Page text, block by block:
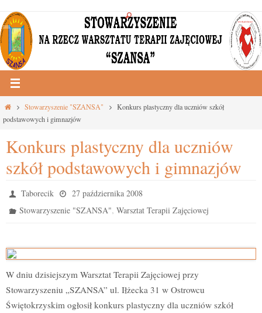
Przejdź
do
treści
Strona
główna
Stowarzyszenie "SZANSA"
Konkurs plastyczny dla uczniów szkół
podstawowych i gimnazjów
Konkurs plastyczny dla uczniów
szkół podstawowych i gimnazjów
Taborecik
27 października 2008
Stowarzyszenie "SZANSA",Warsztat Terapii Zajęciowej
W dniu dzisiejszym Warsztat Terapii Zajęciowej przy
Stowarzyszeniu „SZANSA” ul. Iłżecka 31 w Ostrowcu
Świętokrzyskim ogłosił konkurs plastyczny dla uczniów szkół